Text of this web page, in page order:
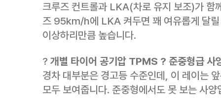
크루즈 컨트롤과 LKA(차로 유지 보조)가 함
즈 95km/h에 LKA 켜두면 꽤 여유롭게 달
이상하리만큼 높습니다.
? 개별 타이어 공기압 TPMS ? 준중형급 사
경차 대부분은 경고등 수준인데, 이 레이는
모두 보여줍니다. 준중형에서도 못 보는 사양